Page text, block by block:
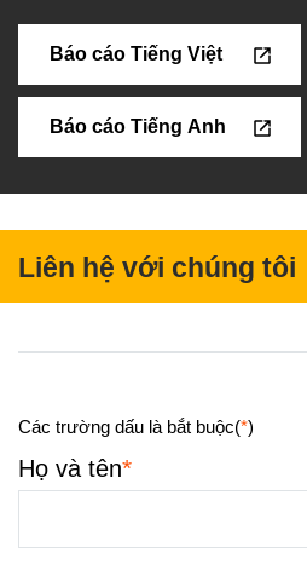
Báo cáo Tiếng Việt
Báo cáo Tiếng Anh
Liên hệ với chúng tôi
Các trường dấu là bắt buộc(*)
Họ và tên*